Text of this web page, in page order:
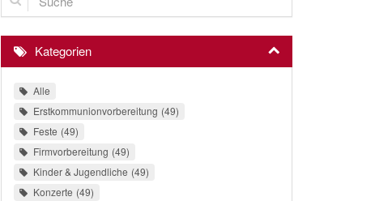
Kategorien
Alle
Erstkommunionvorbereitung 49
Feste 49
Firmvorbereitung 49
Kinder & Jugendliche 49
Konzerte 49